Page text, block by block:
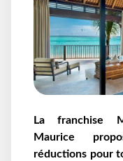
La franchise
Maurice
réductions pour